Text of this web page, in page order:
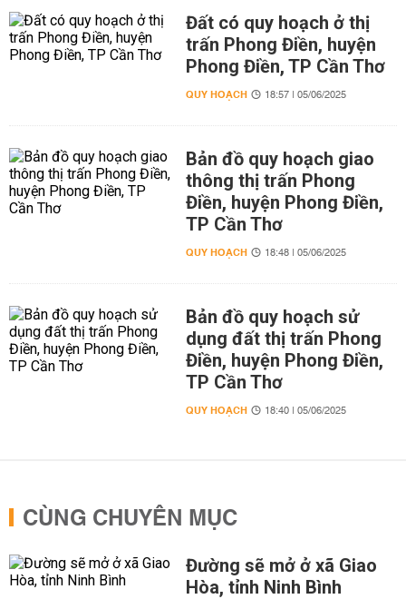
Đất có quy hoạch ở thị
trấn Phong Điền, huyện
Phong Điền, TP Cần Thơ
QUY HOẠCH 18:57 | 05/06/2025
Bản đồ quy hoạch giao
thông thị trấn Phong
Điền, huyện Phong Điền,
TP Cần Thơ
QUY HOẠCH 18:48 | 05/06/2025
Bản đồ quy hoạch sử
dụng đất thị trấn Phong
Điền, huyện Phong Điền,
TP Cần Thơ
QUY HOẠCH 18:40 | 05/06/2025
CÙNG CHUYÊN MỤC
Đường sẽ mở ở xã Giao
Hòa, tỉnh Ninh Bình